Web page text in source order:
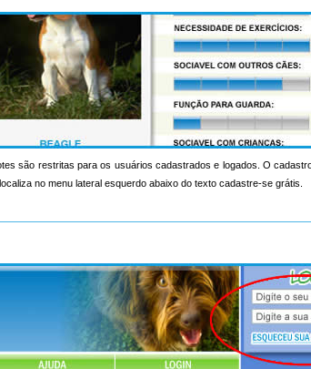
são restritas para os usuários cadastrados e logados. O
no menu lateral esquerdo abaixo do texto cadastre-se grátis.